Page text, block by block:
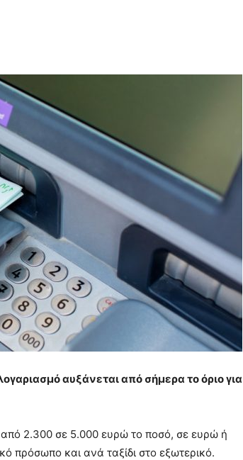
αυξάνεται από σήμερα το όριο για
2.300 σε 5.000 ευρώ το ποσό, σε ευρώ ή
πρόσωπο και ανά ταξίδι στο εξωτερικό.